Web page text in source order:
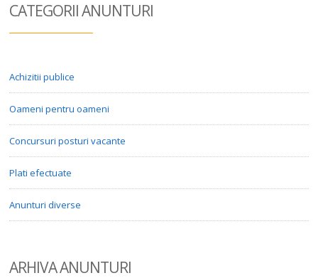
CATEGORII ANUNTURI
Achizitii publice
Oameni pentru oameni
Concursuri posturi vacante
Plati efectuate
Anunturi diverse
ARHIVA ANUNTURI